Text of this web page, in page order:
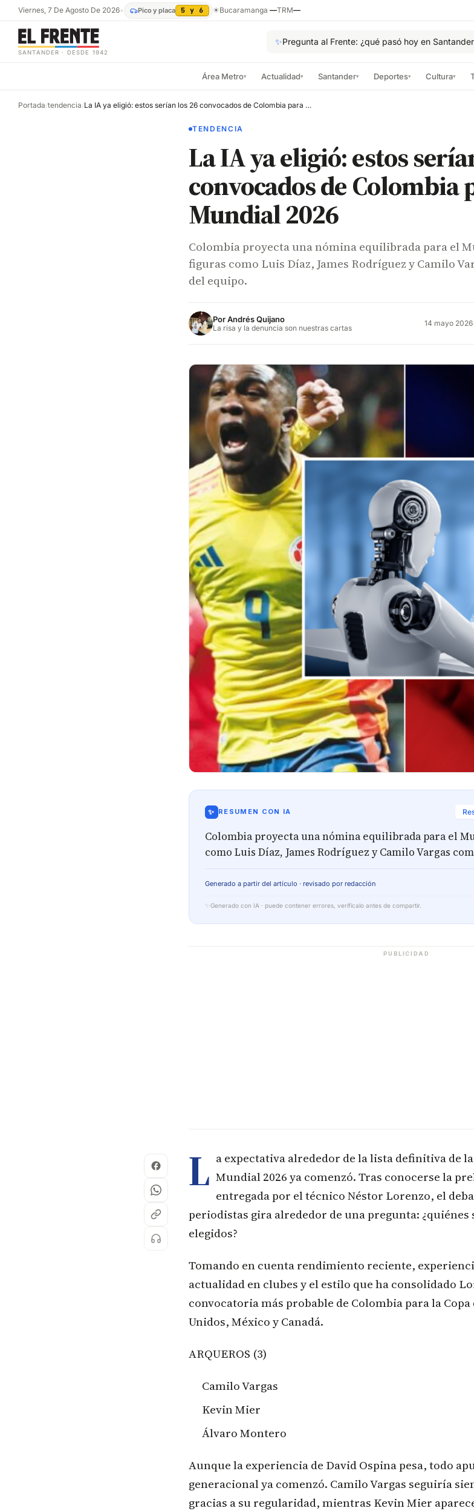
Viernes, 7 De Agosto De 2026• Pico y placa 5 y 6 ☀Bucaramanga —TRM—
SANTANDER · DESDE 1942
✨Pregunta al Frente: ¿qué pasó hoy en
Área Metro▾ Actualidad▾ Santander▾ Deportes▾ Cultura▾
Portada/tendencia/ La IA ya eligió: estos serían los 26 convocados de Colombia para el Mundial 2026
TENDENCIA
La IA ya eligió: estos
convocados de Colombia
Mundial 2026
Colombia proyecta una nómina equilibrada para el
figuras como Luis Díaz, James Rodríguez y Camilo
del equipo.
PorAndrés Quijano
La risa y la denuncia son nuestras cartas 14 mayo 2026·
✨ RESUMEN CON IA
Colombia proyecta una nómina equilibrada para el
como Luis Díaz, James Rodríguez y Camilo Vargas
Generado a partir del artículo · revisado por redacción
✨ Generado con IA · puede contener errores, verifícalo antes de compartir.
PUBLICIDAD
L a expectativa alrededor de la lista definitiva de
Mundial 2026 ya comenzó. Tras conocerse la
entregada por el técnico Néstor Lorenzo, el
periodistas gira alrededor de una pregunta:
elegidos?
Tomando en cuenta rendimiento reciente,
actualidad en clubes y el estilo que ha consolidado
convocatoria más probable de Colombia para la
Unidos, México y Canadá.
ARQUEROS (3)
Camilo Vargas
Kevin Mier
Álvaro Montero
Aunque la experiencia de David Ospina pesa, todo
generacional ya comenzó. Camilo Vargas seguiría
gracias a su regularidad, mientras Kevin Mier